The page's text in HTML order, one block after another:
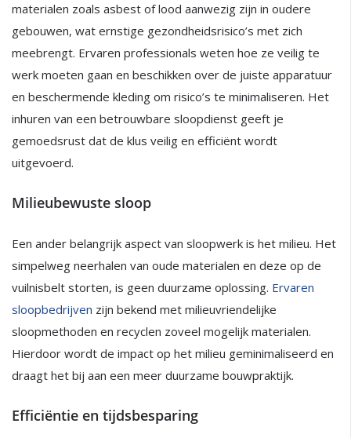
materialen zoals asbest of lood aanwezig zijn in oudere
gebouwen, wat ernstige gezondheidsrisico’s met zich
meebrengt. Ervaren professionals weten hoe ze veilig te
werk moeten gaan en beschikken over de juiste apparatuur
en beschermende kleding om risico’s te minimaliseren. Het
inhuren van een betrouwbare sloopdienst geeft je
gemoedsrust dat de klus veilig en efficiënt wordt
uitgevoerd.
Milieubewuste sloop
Een ander belangrijk aspect van sloopwerk is het milieu. Het
simpelweg neerhalen van oude materialen en deze op de
vuilnisbelt storten, is geen duurzame oplossing. Ervaren
sloopbedrijven zijn bekend met milieuvriendelijke
sloopmethoden en recyclen zoveel mogelijk materialen.
Hierdoor wordt de impact op het milieu geminimaliseerd en
draagt het bij aan een meer duurzame bouwpraktijk.
Efficiëntie en tijdsbesparing